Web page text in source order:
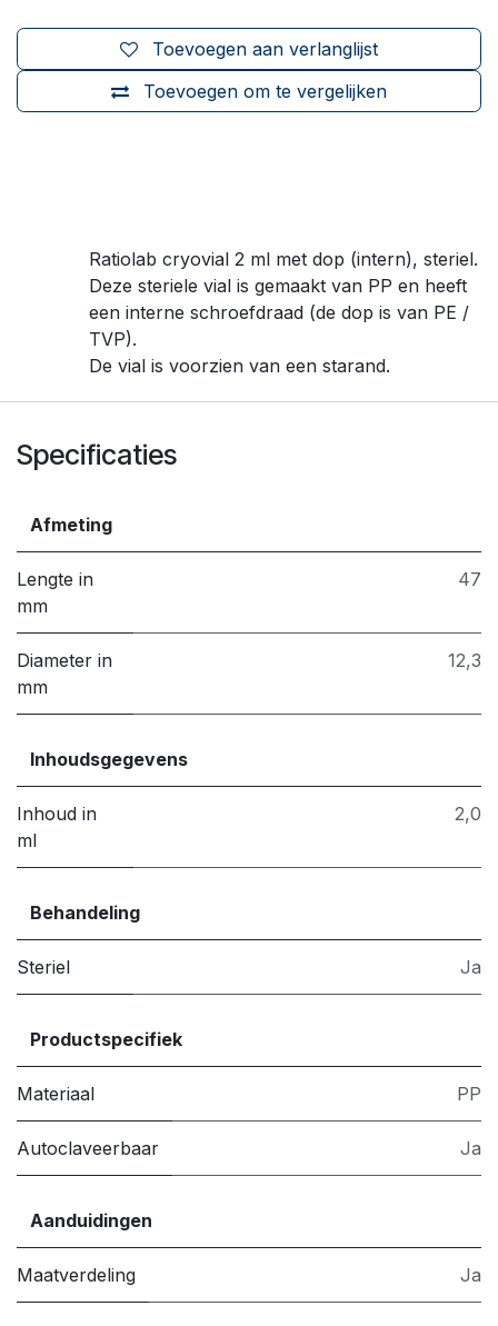
Toevoegen om te vergelijken
Toevoegen aan verlanglijst
Ratiolab cryovial 2 ml met dop (intern), steriel.
Deze steriele vial is gemaakt van PP en heeft
een interne schroefdraad (de dop is van PE /
TVP).
De vial is voorzien van een starand.
Specificaties
Afmeting
Lengte in
mm
47
Diameter in
mm
12,3
Inhoudsgegevens
Inhoud in
ml
2,0
Behandeling
Steriel Ja
Productspecifiek
Materiaal PP
Autoclaveerbaar Ja
Aanduidingen
Maatverdeling Ja